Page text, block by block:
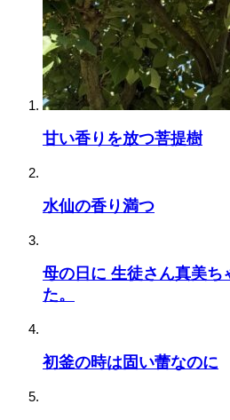
甘い香りを放つ菩提樹
水仙の香り満つ
母の日に 生徒さん真美ち
た。
初釜の時は固い蕾なのに